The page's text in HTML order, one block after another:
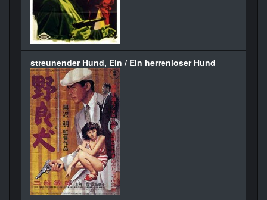
streunender Hund, Ein / Ein herrenloser Hund